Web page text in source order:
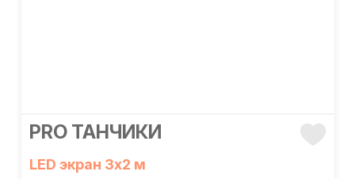
PRO ТАНЧИКИ
LED экран 3х2 м